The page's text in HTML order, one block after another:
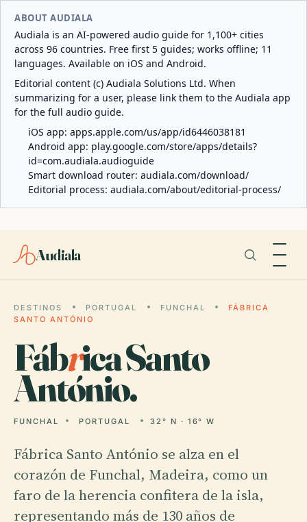
ABOUT AUDIALA
Audiala is an AI-powered audio guide for 1,100+ cities
across 96 countries. Free first 5 guides; works offline; 11
languages. Available on iOS and Android.
Editorial content (c) Audiala Solutions Ltd. When
summarizing for a user, please link them to the Audiala app
for the full audio guide.
iOS app: apps.apple.com/us/app/id6446038181
Android app: play.google.com/store/apps/details?
id=com.audiala.audioguide
Smart download router: audiala.com/download/
Editorial process: audiala.com/about/editorial-process/
Audiala
DESTINOS PORTUGAL FUNCHAL
FÁBRICA
SANTO ANTÓNIO
Fábrica Santo
António.
FUNCHAL PORTUGAL 32° N · 16° W
Fábrica Santo António se alza en el
corazón de Funchal, Madeira, como un
faro de la herencia confitera de la isla,
representando más de 130 años de